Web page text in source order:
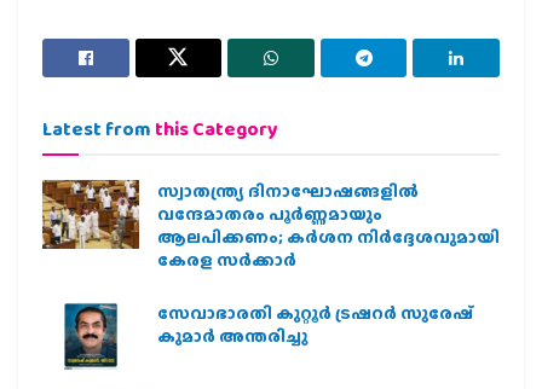
Latest from this Category
സ്വാതന്ത്ര്യ ദിനാഘോഷങ്ങളിൽ
വന്ദേമാതരം പൂർണ്ണമായും
ആലപിക്കണം; കർശന നിർദ്ദേശവുമായി
കേരള സർക്കാർ
സേവാഭാരതി കുറ്റൂർ ട്രഷറർ സുരേഷ്
കുമാർ അന്തരിച്ചു